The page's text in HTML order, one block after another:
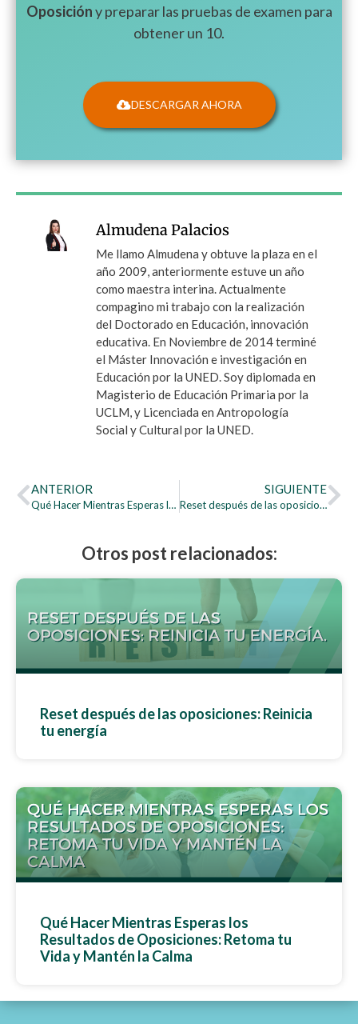
Oposicióny preparar las pruebas de examen para
obtener un 10.
DESCARGAR AHORA
Almudena Palacios
Me llamo Almudena y obtuve la plaza en el
año 2009, anteriormente estuve un año
como maestra interina. Actualmente
compagino mi trabajo con la realización
del Doctorado en Educación, innovación
educativa. En Noviembre de 2014 terminé
el Máster Innovación e investigación en
Educación por la UNED. Soy diplomada en
Magisterio de Educación Primaria por la
UCLM, y Licenciada en Antropología
Social y Cultural por la UNED.
ANTERIOR
Qué Hacer Mientras Esperas los Resultados de Oposiciones: Retoma tu Vida y Mantén la Calma
SIGUIENTE
Reset después de las oposiciones: Reinicia tu energía
Otros post relacionados:
Reset después de las oposiciones: Reinicia
tu energía
Qué Hacer Mientras Esperas los
Resultados de Oposiciones: Retoma tu
Vida y Mantén la Calma